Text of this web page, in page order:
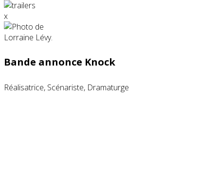
x
Bande annonce Knock
Réalisatrice, Scénariste, Dramaturge